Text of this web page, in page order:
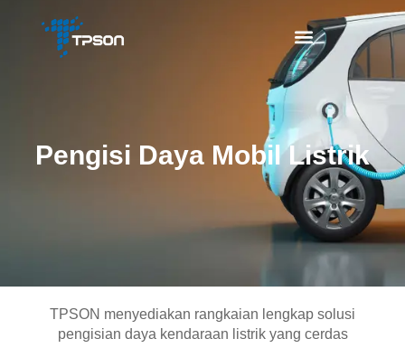
Pengisi Daya Mobil Listrik
TPSON menyediakan rangkaian lengkap solusi
pengisian daya kendaraan listrik yang cerdas